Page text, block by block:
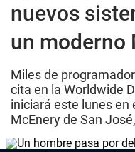
nuevos
un moderno
Miles de
cita en la Worldwide
iniciará este lunes en
McEnery de San